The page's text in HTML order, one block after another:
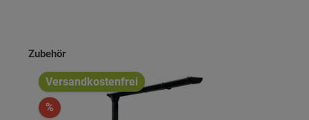
Produktgalerie überspringen
Zubehör
Versandkostenfrei
%